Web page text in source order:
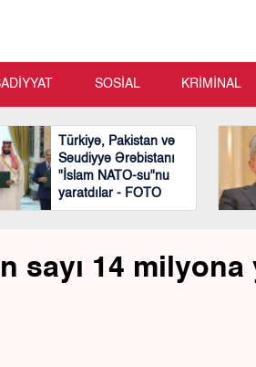
SOSİAL KRİMİNAL
Türkiyə, Pakistan və
Səudiyyə Ərəbistanı
"İslam NATO-su"nu
yaratdılar - FOTO
sayı 14 milyona